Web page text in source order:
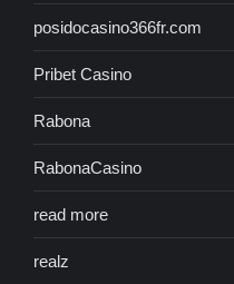
posidocasino366fr.com
Pribet Casino
Rabona
RabonaCasino
read more
realz